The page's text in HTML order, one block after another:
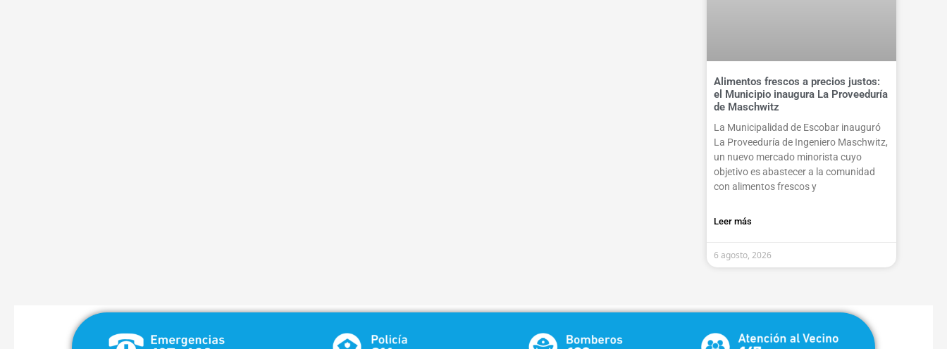
Alimentos frescos a precios justos:
el Municipio inaugura La Proveeduría
de Maschwitz
La Municipalidad de Escobar inauguró
La Proveeduría de Ingeniero Maschwitz,
un nuevo mercado minorista cuyo
objetivo es abastecer a la comunidad
con alimentos frescos y
Leer más
6 agosto, 2026